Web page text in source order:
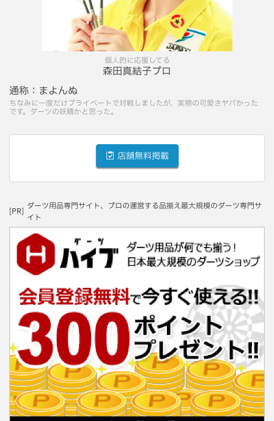
個人的に応援してる
森田真結子プロ
通称： まよんぬ
ちなみに一度だけプライベートで対戦しましたが、実物の可愛さヤバかった
です。ダーツの妖精かと思った。
店舗無料掲載
[PR]
ダーツ用品専門サイト、プロの運営する品揃え最大規模のダーツ専門サ
イト